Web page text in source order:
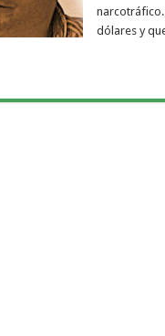
narcotráfico.
dólares y